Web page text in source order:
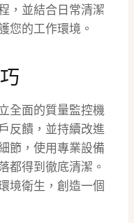
，並結合日常清潔
您的工作環境。
全面的質量監控機
反饋，並持續改進
節，使用專業設備
都得到徹底清潔。
境衛生，創造一個